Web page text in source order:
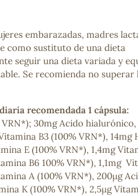
tu producto?
y lo encontraremos
embarazadas, madres
como sustituto de una dieta
seguir una dieta variada y
Se recomienda no superar
recomendada 1 cápsula:
VRN*); 30mg Acido
B3 (100% VRN*), 14mg
E (100% VRN*), 1,4mg
B6 100% VRN*), 1,1mg
A (100% VRN*), 200µg
K (100% VRN*), 2,5µg